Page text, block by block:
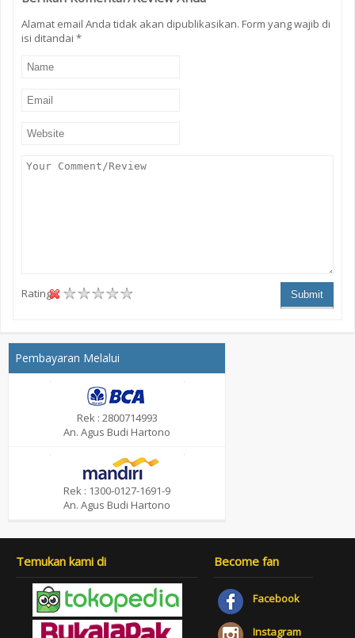
Alamat email Anda tidak akan dipublikasikan. Form yang wajib di
isi ditandai *
Rating : Submit
Pembayaran Melalui
Rek : 2800714993
An. Agus Budi Hartono
Rek : 1300-0127-1691-9
An. Agus Budi Hartono
Temukan kami di Become fan
Facebook
Instagram